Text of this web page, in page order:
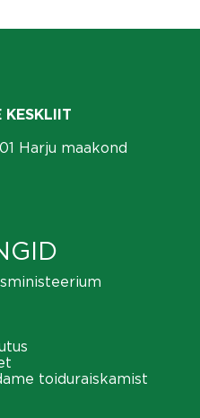
KESKLIIT
Harju maakond
toiduraiskamist